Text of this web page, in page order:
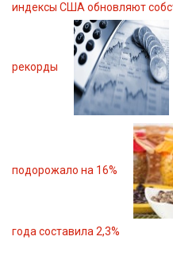
индексы США обновляют
рекорды
подорожало на 16%
года составила 2,3%